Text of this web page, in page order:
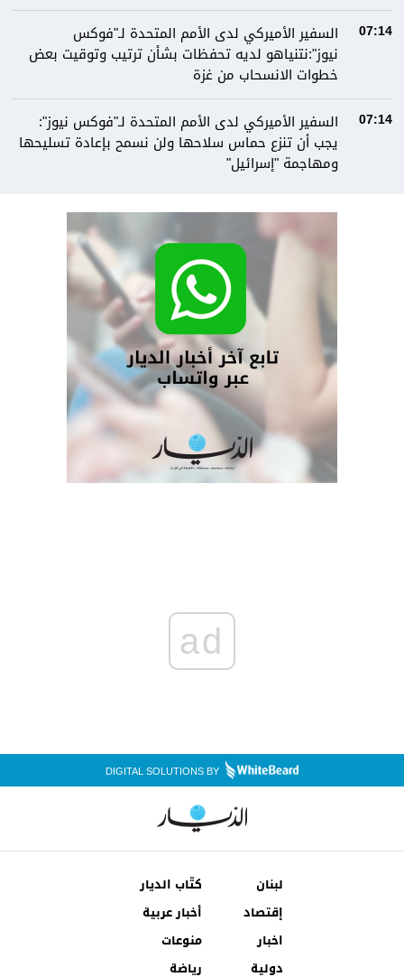
07:14
السفير الأميركي لدى الأمم المتحدة لـ"فوكس
نيوز":نتنياهو لديه تحفظات بشأن ترتيب وتوقيت بعض
خطوات الانسحاب من غزة
07:14
السفير الأميركي لدى الأمم المتحدة لـ"فوكس نيوز":
يجب أن تنزع حماس سلاحها ولن نسمح بإعادة تسليحها
ومهاجمة "إسرائيل"
ad
DIGITAL SOLUTIONS BY
لبنان
كتّاب الديار
إقتصاد
أخبار عربية
اخبار
دولية
منوعات
رياضة